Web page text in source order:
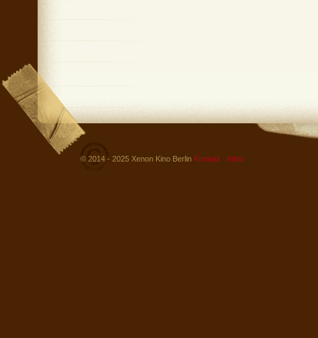
© 2014 - 2025 Xenon Kino Berlin Kontakt - Infos